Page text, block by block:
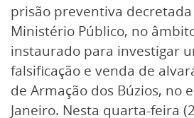
prisão preventiva
Ministério Público, no
instaurado para investigar
falsificação e venda de
de Armação dos Búzios, no
Janeiro. Nesta quarta-feira